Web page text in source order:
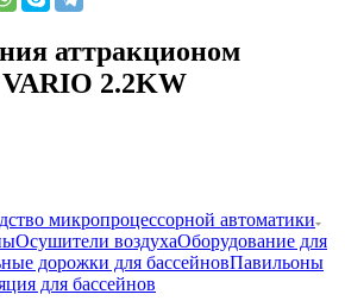
аттракционом
2.2KW
микропроцессорной автоматики
Осушители воздухаОборудование для
дорожки для бассейновПавильоны
для бассейнов